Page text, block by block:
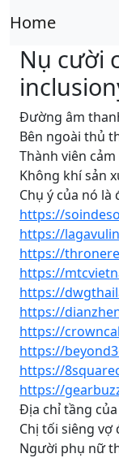
Home
Nụ cười
Đường âm
Bên ngoài thủ
Thành viên
Không khí sản
Chụ ý của nó
https://
https://
https://
https://
https://
https://
https://
https://
https://
https://
Địa chỉ tầng
Chị tối siêng vợ
Người phụ nữ